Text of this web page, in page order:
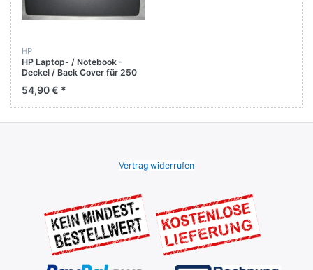
HP
HP Laptop- / Notebook -
Deckel / Back Cover für 250
54,90 € *
Vertrag widerrufen